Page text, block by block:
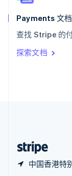
Payments 文档
查找 Stripe 的
探索文档
中国香港特
匈牙利
English
Italiano
印度
English